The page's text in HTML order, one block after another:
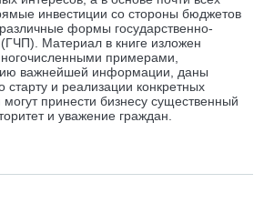
инвестиции со стороны бюджетов
формы государственно-
(ГЧП). Материал в книге изложен
примерами,
важнейшей информации, даны
и реализации конкретных
принести бизнесу существенный
и уважение граждан.